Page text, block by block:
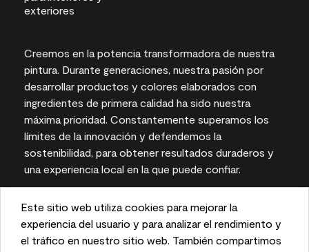
This website uses cookies to enhance user experience
and to analyze performance and traffic on our website.
Este sitio web utiliza cookies para mejorar la
experiencia del usuario y para analizar el rendimiento y
el tráfico en nuestro sitio web. También compartimos
Creemos en la potencia transformadora de nuestra
pintura. Durante generaciones, nuestra pasión por
desarrollar productos y colores elaborados con
ingredientes de primera calidad ha sido nuestra
máxima prioridad. Constantemente superamos los
límites de la innovación y defendemos la
sostenibilidad, para obtener resultados duraderos y
una experiencia local en la que puede confiar.
Las representaciones del color en pantallas e
impresas pueden variar con respecto a los colores